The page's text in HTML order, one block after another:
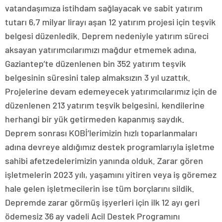
vatandaşımıza istihdam sağlayacak ve sabit yatırım
tutarı 6,7 milyar lirayı aşan 12 yatırım projesi için teşvik
belgesi düzenledik. Deprem nedeniyle yatırım süreci
aksayan yatırımcılarımızı mağdur etmemek adına,
Gaziantep’te düzenlenen bin 352 yatırım teşvik
belgesinin süresini talep almaksızın 3 yıl uzattık.
Projelerine devam edemeyecek yatırımcılarımız için de
düzenlenen 213 yatırım teşvik belgesini, kendilerine
herhangi bir yük getirmeden kapanmış saydık.
Deprem sonrası KOBİ’lerimizin hızlı toparlanmaları
adına devreye aldığımız destek programlarıyla işletme
sahibi afetzedelerimizin yanında olduk. Zarar gören
işletmelerin 2023 yılı, yaşamını yitiren veya iş göremez
hale gelen işletmecilerin ise tüm borçlarını sildik.
Depremde zarar görmüş işyerleri için ilk 12 ayı geri
ödemesiz 36 ay vadeli Acil Destek Programını